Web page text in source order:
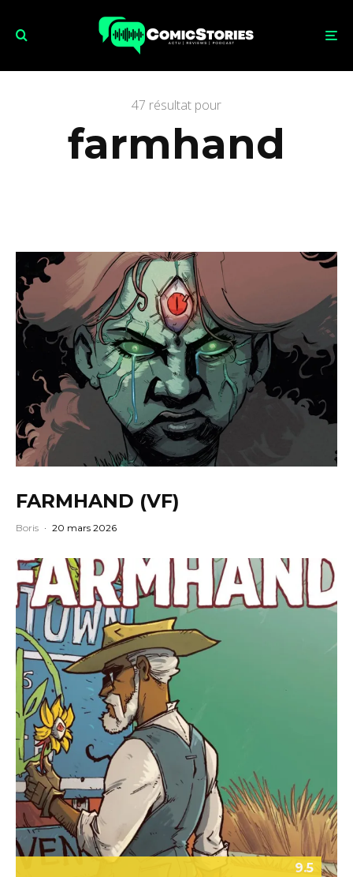
47 résultat pour
farmhand
FARMHAND (VF)
Boris · 20 mars 2026
9.5